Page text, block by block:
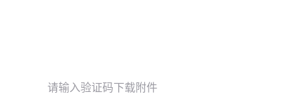
请输入验证码下载附件